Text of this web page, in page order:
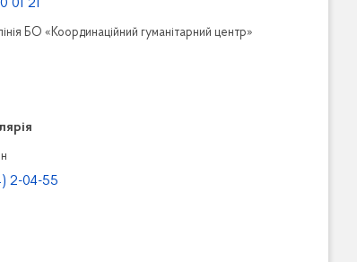
01 21
БО «Координаційний гуманітарний центр»
2-04-55